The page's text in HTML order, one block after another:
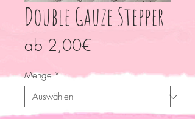
Double Gauze Stepper
ab 2,00€
Menge *